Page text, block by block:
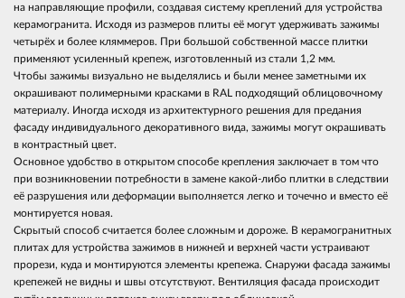
на направляющие профили, создавая систему креплений для устройства
керамогранита. Исходя из размеров плиты её могут удерживать зажимы
четырёх и более кляммеров. При большой собственной массе плитки
применяют усиленный крепеж, изготовленный из стали 1,2 мм.
Чтобы зажимы визуально не выделялись и были менее заметными их
окрашивают полимерными красками в RAL подходящий облицовочному
материалу. Иногда исходя из архитектурного решения для предания
фасаду индивидуального декоративного вида, зажимы могут окрашивать
в контрастный цвет.
Основное удобство в открытом способе крепления заключает в том что
при возникновении потребности в замене какой-либо плитки в следствии
её разрушения или деформации выполняется легко и точечно и вместо её
монтируется новая.
Скрытый способ считается более сложным и дороже. В керамогранитных
плитах для устройства зажимов в нижней и верхней части устраивают
прорези, куда и монтируются элементы крепежа. Снаружи фасада зажимы
крепежей не видны и швы отсутствуют. Вентиляция фасада происходит